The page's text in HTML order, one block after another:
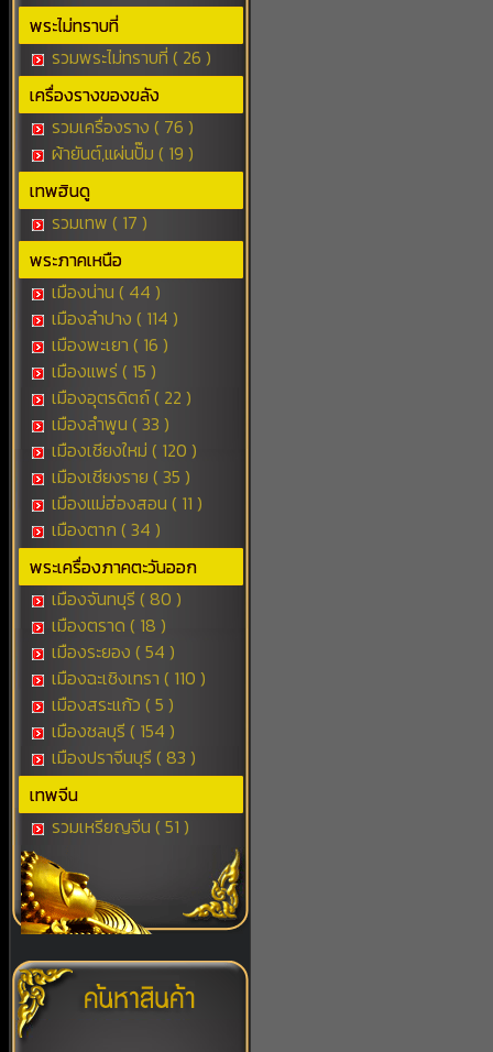
พระไม่ทราบที่
รวมพระไม่ทราบที่ ( 26 )
เครื่องรางของขลัง
รวมเครื่องราง ( 76 )
ผ้ายันต์,แผ่นปั๊ม ( 19 )
เทพฮินดู
รวมเทพ ( 17 )
พระภาคเหนือ
เมืองน่าน ( 44 )
เมืองลำปาง ( 114 )
เมืองพะเยา ( 16 )
เมืองแพร่ ( 15 )
เมืองอุตรดิตถ์ ( 22 )
เมืองลำพูน ( 33 )
เมืองเชียงใหม่ ( 120 )
เมืองเชียงราย ( 35 )
เมืองแม่ฮ่องสอน ( 11 )
เมืองตาก ( 34 )
พระเครื่องภาคตะวันออก
เมืองจันทบุรี ( 80 )
เมืองตราด ( 18 )
เมืองระยอง ( 54 )
เมืองฉะเชิงเทรา ( 110 )
เมืองสระแก้ว ( 5 )
เมืองชลบุรี ( 154 )
เมืองปราจีนบุรี ( 83 )
เทพจีน
รวมเหรียญจีน ( 51 )